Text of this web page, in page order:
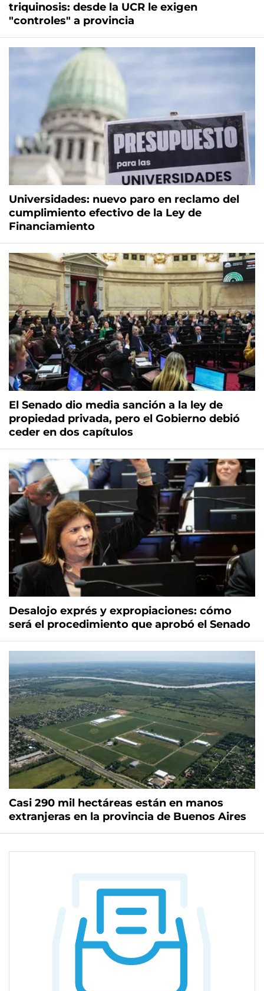
triquinosis: desde la UCR le exigen
"controles" a provincia
Universidades: nuevo paro en reclamo del
cumplimiento efectivo de la Ley de
Financiamiento
El Senado dio media sanción a la ley de
propiedad privada, pero el Gobierno debió
ceder en dos capítulos
Desalojo exprés y expropiaciones: cómo
será el procedimiento que aprobó el Senado
Casi 290 mil hectáreas están en manos
extranjeras en la provincia de Buenos Aires